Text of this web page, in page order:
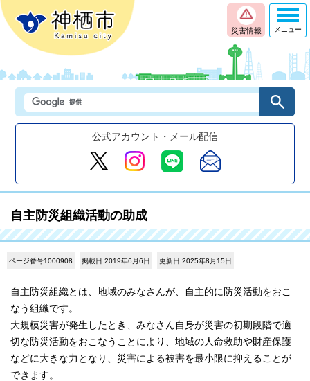
災害情報
公式アカウント・メール配信
メニュー
自主防災組織活動の助成
ページ番号1000908 掲載日 2019年6月6日 更新日 2025年8月15日
自主防災組織とは、地域のみなさんが、自主的に防災活動をおこ
なう組織です。
大規模災害が発生したとき、みなさん自身が災害の初期段階で適
切な防災活動をおこなうことにより、地域の人命救助や財産保護
などに大きな力となり、災害による被害を最小限に抑えることが
できます。